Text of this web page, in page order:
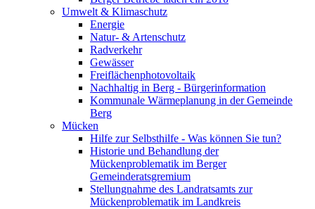
Umwelt & Klimaschutz
Energie
Natur- & Artenschutz
Radverkehr
Gewässer
Freiflächenphotovoltaik
Nachhaltig in Berg - Bürgerinformation
Kommunale Wärmeplanung in der Gemeinde
Berg
Mücken
Hilfe zur Selbsthilfe - Was können Sie tun?
Historie und Behandlung der
Mückenproblematik im Berger
Gemeinderatsgremium
Stellungnahme des Landratsamts zur
Mückenproblematik im Landkreis